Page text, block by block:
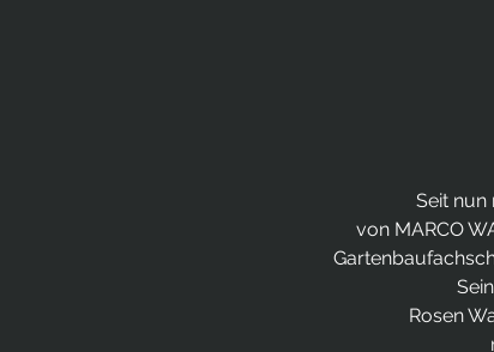
Seit nun
von MARCO
Rosen